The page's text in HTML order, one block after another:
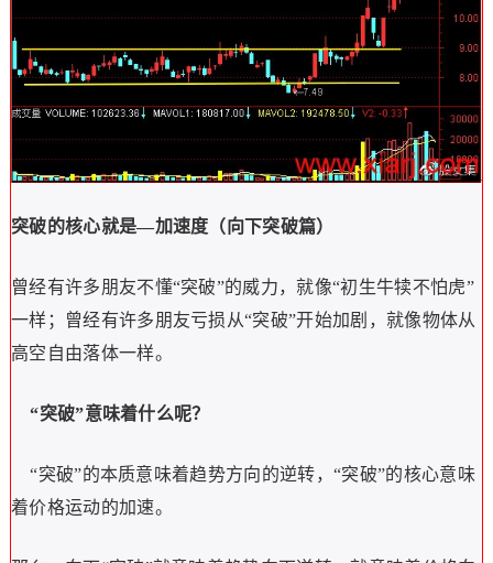
突破的核心就是—加速度（向下突破篇）
曾经有许多朋友不懂“突破”的威力，就像“初生牛犊不怕虎”
一样；曾经有许多朋友亏损从“突破”开始加剧，就像物体从
高空自由落体一样。
“突破”意味着什么呢？
“突破”的本质意味着趋势方向的逆转，“突破”的核心意味
着价格运动的加速。